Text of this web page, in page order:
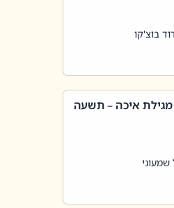
בוצ'קו
איכה – תשעה